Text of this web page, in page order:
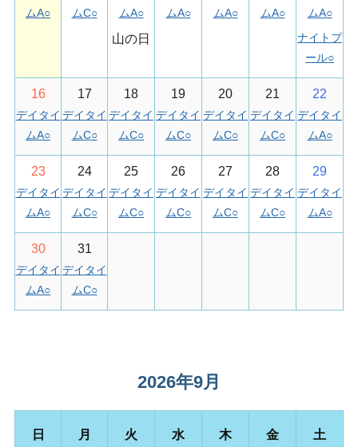
ムA○
ムC○
ムA○
山の日
ムA○
ムA○
ムA○
ムA○
ナイトプ
ール○
16
デイタイ
ムA○
17
デイタイ
ムC○
18
デイタイ
ムC○
19
デイタイ
ムC○
20
デイタイ
ムC○
21
デイタイ
ムC○
22
デイタイ
ムA○
23
デイタイ
ムA○
24
デイタイ
ムC○
25
デイタイ
ムC○
26
デイタイ
ムC○
27
デイタイ
ムC○
28
デイタイ
ムC○
29
デイタイ
ムA○
30
デイタイ
ムA○
31
デイタイ
ムC○
2026年9月
日 月 火 水 木 金 土